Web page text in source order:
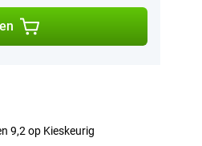
9,2 op Kieskeurig